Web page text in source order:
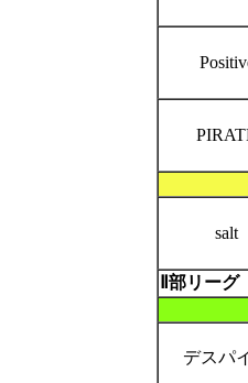
salt
Ⅱ部リーグ
デスパ